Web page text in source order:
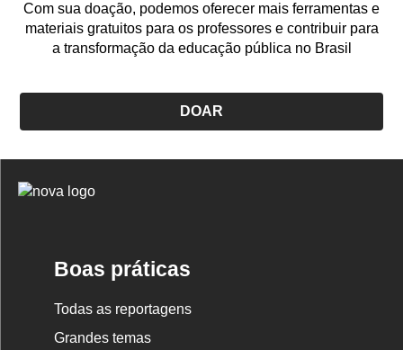
Com sua doação, podemos oferecer mais ferramentas e
materiais gratuitos para os professores e contribuir para
a transformação da educação pública no Brasil
DOAR
Logo
Boas práticas
Todas as reportagens
Grandes temas